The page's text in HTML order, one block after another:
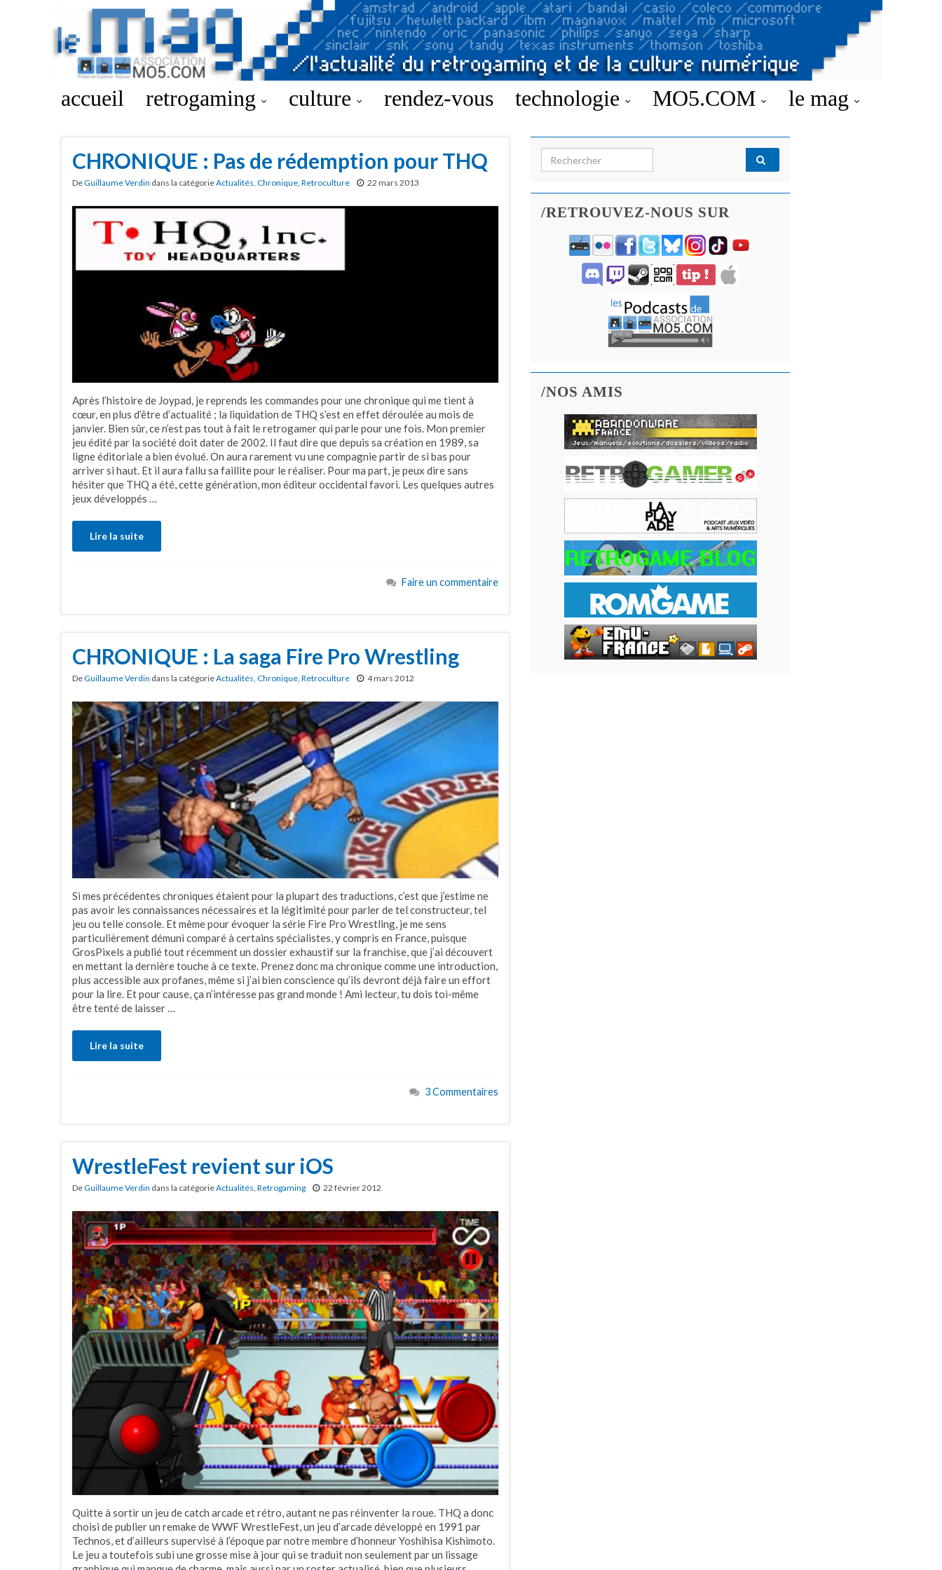
accueil retrogaming culture rendez-vous technologie MO5.COM le mag
CHRONIQUE : Pas de rédemption pour THQ
DeGuillaume Verdin dans la catégorieActualités, Chronique, Retroculture 22 mars 2013
Après l’histoire de Joypad, je reprends les commandes pour une chronique qui me tient à
cœur, en plus d’être d’actualité ; la liquidation de THQ s’est en effet déroulée au mois de
janvier. Bien sûr, ce n’est pas tout à fait le retrogamer qui parle pour une fois. Mon premier
jeu édité par la société doit dater de 2002. Il faut dire que depuis sa création en 1989, sa
ligne éditoriale a bien évolué. On aura rarement vu une compagnie partir de si bas pour
arriver si haut. Et il aura fallu sa faillite pour le réaliser. Pour ma part, je peux dire sans
hésiter que THQ a été, cette génération, mon éditeur occidental favori. Les quelques autres
jeux développés …
Lire la suite
Faire un commentaire
CHRONIQUE : La saga Fire Pro Wrestling
DeGuillaume Verdin dans la catégorieActualités Chronique Retroculture 4 mars 2012
Si mes précédentes chroniques étaient pour la plupart des traductions, c’est que j’estime ne
pas avoir les connaissances nécessaires et la légitimité pour parler de tel constructeur, tel
jeu ou telle console. Et même pour évoquer la série Fire Pro Wrestling, je me sens
particulièrement démuni comparé à certains spécialistes, y compris en France, puisque
GrosPixels a publié tout récemment un dossier exhaustif sur la franchise, que j’ai découvert
en mettant la dernière touche à ce texte. Prenez donc ma chronique comme une introduction,
plus accessible aux profanes, même si j’ai bien conscience qu’ils devront déjà faire un effort
pour la lire. Et pour cause, ça n’intéresse pas grand monde ! Ami lecteur, tu dois toi-même
être tenté de laisser …
Lire la suite
3 Commentaires
WrestleFest revient sur iOS
DeGuillaume Verdin dans la catégorieActualités Retrogaming 22 février 2012
Quitte à sortir un jeu de catch arcade et rétro, autant ne pas réinventer la roue. THQ a donc
choisi de publier un remake de WWF WrestleFest, un jeu d’arcade développé en 1991 par
Technos, et d’ailleurs supervisé à l’époque par notre membre d’honneur Yoshihisa Kishimoto.
Le jeu a toutefois subi une grosse mise à jour qui se traduit non seulement par un lissage
Search for:
/RETROUVEZ-NOUS SUR
/NOS AMIS